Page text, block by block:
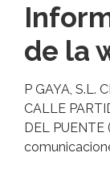
de la
P GAYA, S.L.
CALLE
DEL PUENTE